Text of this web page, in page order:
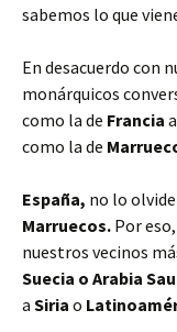
sabemos lo que
En desacuerdo con
monárquicos
como la de Francia
como la de
España, no lo
Marruecos. Por eso,
nuestros vecinos
Suecia o Arabia
a Siria o